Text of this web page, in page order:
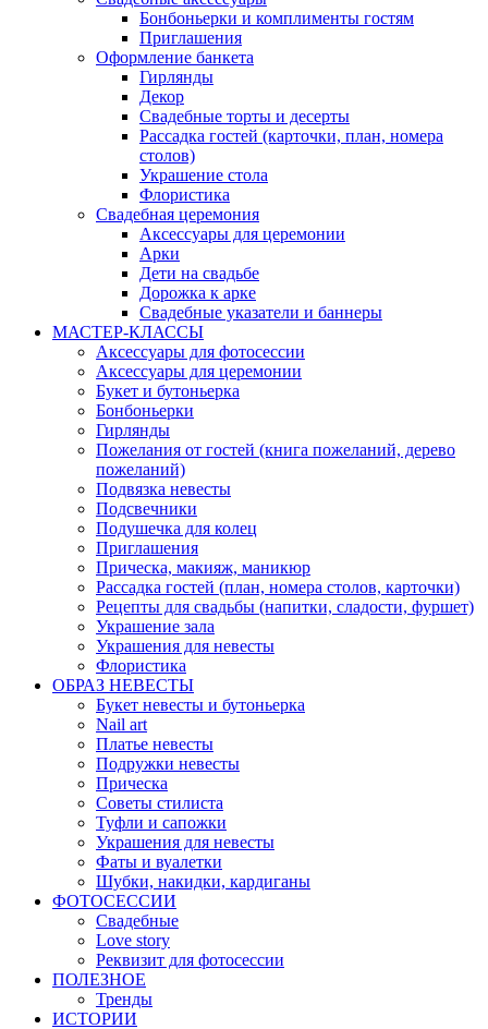
Бонбоньерки и комплименты гостям
Приглашения
Оформление банкета
Гирлянды
Декор
Свадебные торты и десерты
Рассадка гостей (карточки, план, номера
столов)
Украшение стола
Флористика
Свадебная церемония
Аксессуары для церемонии
Арки
Дети на свадьбе
Дорожка к арке
Свадебные указатели и баннеры
МАСТЕР-КЛАССЫ
Аксессуары для фотосессии
Аксессуары для церемонии
Букет и бутоньерка
Бонбоньерки
Гирлянды
Пожелания от гостей (книга пожеланий, дерево
пожеланий)
Подвязка невесты
Подсвечники
Подушечка для колец
Приглашения
Прическа, макияж, маникюр
Рассадка гостей (план, номера столов, карточки)
Рецепты для свадьбы (напитки, сладости, фуршет)
Украшение зала
Украшения для невесты
Флористика
ОБРАЗ НЕВЕСТЫ
Букет невесты и бутоньерка
Nail art
Платье невесты
Подружки невесты
Прическа
Советы стилиста
Туфли и сапожки
Украшения для невесты
Фаты и вуалетки
Шубки, накидки, кардиганы
ФОТОСЕССИИ
Свадебные
Love story
Реквизит для фотосессии
ПОЛЕЗНОЕ
Тренды
ИСТОРИИ